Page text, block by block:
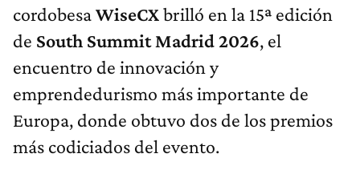
cordobesaWiseCXbrilló en la 15ª edición
de South Summit Madrid 2026, el
encuentro de innovación y
emprendedurismo más importante de
Europa, donde obtuvo dos de los premios
más codiciados del evento.